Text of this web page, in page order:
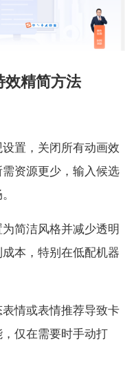
效精简方法
置，关闭所有动画效
资源更少，输入候选
简洁风格并减少透明
本，特别在低配机器
情或表情推荐导致卡
仅在需要时手动打